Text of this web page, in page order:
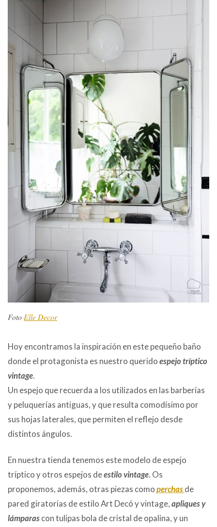
FotoElle Decor
Hoy encontramos la inspiración en este pequeño baño
donde el protagonista es nuestro queridoespejo tríptico
vintage.
Un espejo que recuerda a los utilizados en las barberías
y peluquerías antiguas, y que resulta comodísimo por
sus hojas laterales, que permiten el reflejo desde
distintos ángulos.
En nuestra tienda tenemos este modelo de espejo
tríptico y otros espejos deestilo vintage. Os
proponemos, además, otras piezas comoperchasde
pared giratorias de estilo Art Decó y vintage,apliques y
lámparascon tulipas bola de cristal de opalina, y un